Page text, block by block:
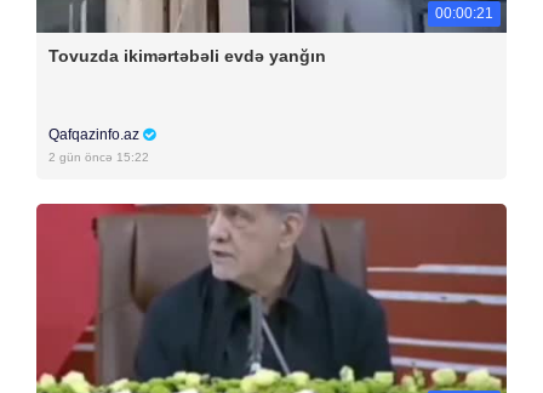
00:00:21
Tovuzda ikimərtəbəli evdə yanğın
Qafqazinfo.az
2 gün öncə 15:22